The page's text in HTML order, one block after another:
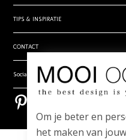
Levertijden
Prijsoverzicht
Algemene voorwaarden
Privacy verklaring
Geboortekaartjes
Trouwkaarten zelf
Rouwdrukwerk
Stilgeboren kindje
Bestel een papierwaaier
TIPS & INSPIRATIE
Hippe en unieke babynamen
- Babynamen jongens
- Babynamen meisjes
- Babynamen unisex
Bloei mij! Groeipapier tips!
Meest gestelde vragen
CONTACT
Wie zijn wij
Vragen? Mail ons!
Zakelijk drukwerk
Contact
Social media
Om je beter en
het maken van